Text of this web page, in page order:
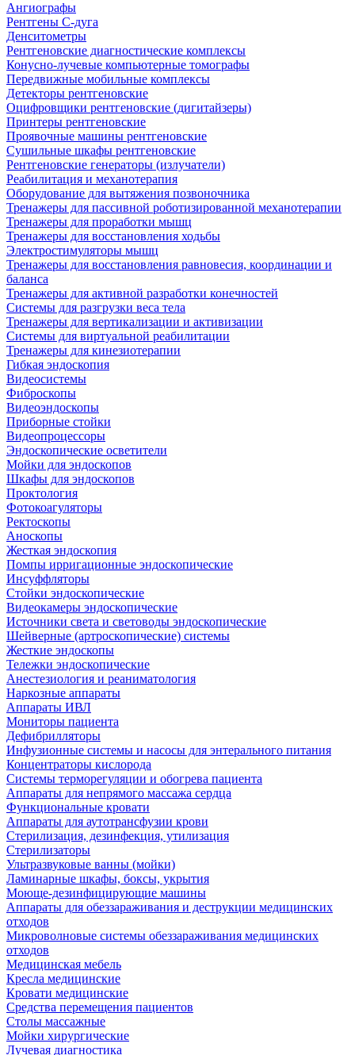
Ангиографы
Рентгены С-дуга
Денситометры
Рентгеновские диагностические комплексы
Конусно-лучевые компьютерные томографы
Передвижные мобильные комплексы
Детекторы рентгеновские
Оцифровщики рентгеновские (дигитайзеры)
Принтеры рентгеновские
Проявочные машины рентгеновские
Сушильные шкафы рентгеновские
Рентгеновские генераторы (излучатели)
Реабилитация и механотерапия
Оборудование для вытяжения позвоночника
Тренажеры для пассивной роботизированной механотерапии
Тренажеры для проработки мышц
Тренажеры для восстановления ходьбы
Электростимуляторы мышц
Тренажеры для восстановления равновесия, координации и
баланса
Тренажеры для активной разработки конечностей
Системы для разгрузки веса тела
Тренажеры для вертикализации и активизации
Системы для виртуальной реабилитации
Тренажеры для кинезиотерапии
Гибкая эндоскопия
Видеосистемы
Фиброскопы
Видеоэндоскопы
Приборные стойки
Видеопроцессоры
Эндоскопические осветители
Мойки для эндоскопов
Шкафы для эндоскопов
Проктология
Фотокоагуляторы
Ректоскопы
Аноскопы
Жесткая эндоскопия
Помпы ирригационные эндоскопические
Инсуффляторы
Стойки эндоскопические
Видеокамеры эндоскопические
Источники света и световоды эндоскопические
Шейверные (артроскопические) системы
Жесткие эндоскопы
Тележки эндоскопические
Анестезиология и реаниматология
Наркозные аппараты
Аппараты ИВЛ
Мониторы пациента
Дефибрилляторы
Инфузионные системы и насосы для энтерального питания
Концентраторы кислорода
Системы терморегуляции и обогрева пациента
Аппараты для непрямого массажа сердца
Функциональные кровати
Аппараты для аутотрансфузии крови
Стерилизация, дезинфекция, утилизация
Стерилизаторы
Ультразвуковые ванны (мойки)
Ламинарные шкафы, боксы, укрытия
Моюще-дезинфицирующие машины
Аппараты для обеззараживания и деструкции медицинских
отходов
Микроволновые системы обеззараживания медицинских
отходов
Медицинская мебель
Кресла медицинские
Кровати медицинские
Средства перемещения пациентов
Столы массажные
Мойки хирургические
Лучевая диагностика